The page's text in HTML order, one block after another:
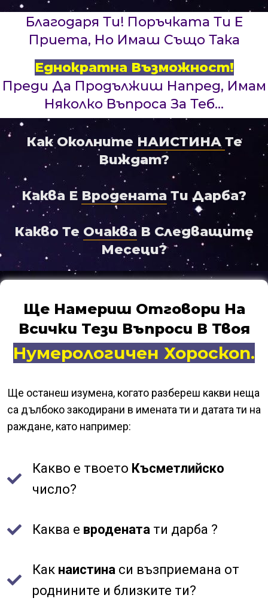
Благодаря Ти! Поръчката Ти Е
Приета, Но Имаш Също Така
Еднократна Възможност!
Преди Да Продължиш Напред, Имам
Няколко Въпроса За Теб...
Как Околните НАИСТИНА Те
Виждат?
Каква E Вродената Ти Дарба?
Какво Те ОчакваВ Следващите
Месеци?
Ще Намериш Отговори На
Всички Тези Въпроси В Твоя
Нумерологичен Хороскоп.
Ще останеш изумена, когато разбереш какви неща
са дълбоко закодирани в имената ти и датата ти на
раждане, като например:
Какво е твоето Късметлийско
число?
Каква е вродената ти дарба ?
Как наистина си възприемана от
роднините и близките ти?